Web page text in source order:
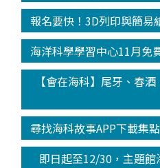
報名要快！3D列印與簡易
海洋科學學習中心11月免
【會在海科】尾牙、春
尋找海科故事APP下載集
即日起至12/30，主題